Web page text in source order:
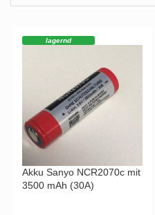
lagernd
Akku Sanyo NCR2070c mit
3500 mAh (30A)